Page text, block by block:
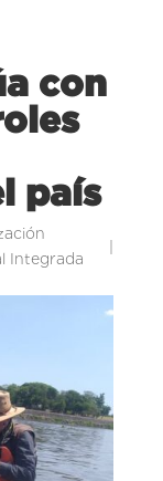
con
país
Integrada
|